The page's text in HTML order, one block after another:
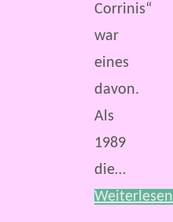
Corrinis“
war
eines
davon.
Als
1989
die…
Weiterlesen